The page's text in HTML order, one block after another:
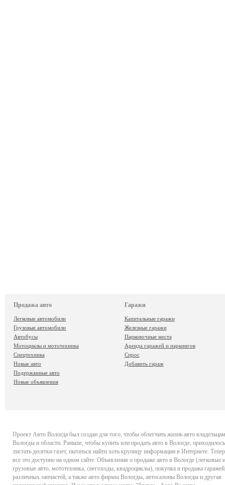
Продажа авто
Легковые автомобили
Грузовые автомобили
Автобусы
Мотоциклы и мототехника
Спецтехника
Новые авто
Подержанные авто
Новые объявления
Гаражи
Капитальные гаражи
Железные гаражи
Парковочные места
Аренда гаражей и паркингов
Спрос
Добавить гараж
Проект Авто Вологда был создан для того, чтобы облегчить жизнь авто владельцам
Вологды и области. Раньше, чтобы купить или продать авто в Вологде, приходилось
листать десятки газет, пытаться найти хоть крупицу информации в Интернете.
все это доступно на одном сайте. Объявления о продаже авто в Вологде (легковые и
грузовые авто, мототехника, снегоходы, квадроциклы), покупка и продажа
различных запчастей, а также авто фирмы Вологды, автосалоны Вологды и другая